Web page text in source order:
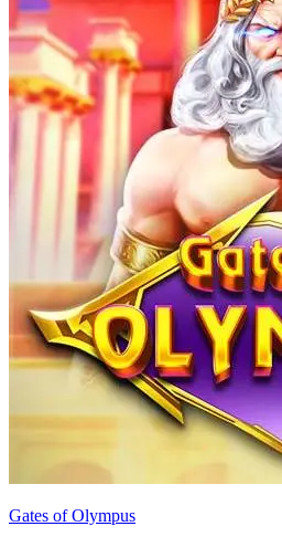
Gates of Olympus